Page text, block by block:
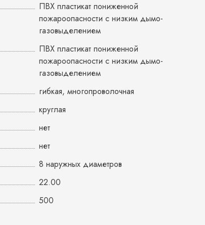
ПВХ пластикат пониженной
пожароопасности с низким дымо-
газовыделением
ПВХ пластикат пониженной
пожароопасности с низким дымо-
газовыделением
гибкая, многопроволочная
круглая
нет
нет
8 наружных диаметров
22.00
500